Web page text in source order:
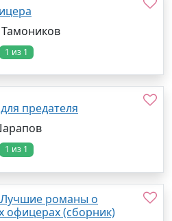
1 из 1
предателя
1 из 1
романы о
офицерах (сборник)